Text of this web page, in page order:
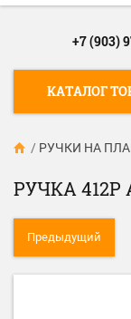
+7 (903)
КАТАЛОГ
/ РУЧКИ НА
РУЧКА 412P
Предыдущий